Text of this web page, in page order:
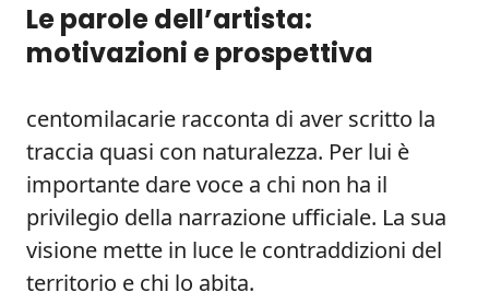
Le parole dell’artista:
motivazioni e prospettiva
centomilacarie racconta di aver scritto la
traccia quasi con naturalezza. Per lui è
importante dare voce a chi non ha il
privilegio della narrazione ufficiale. La sua
visione mette in luce le contraddizioni del
territorio e chi lo abita.